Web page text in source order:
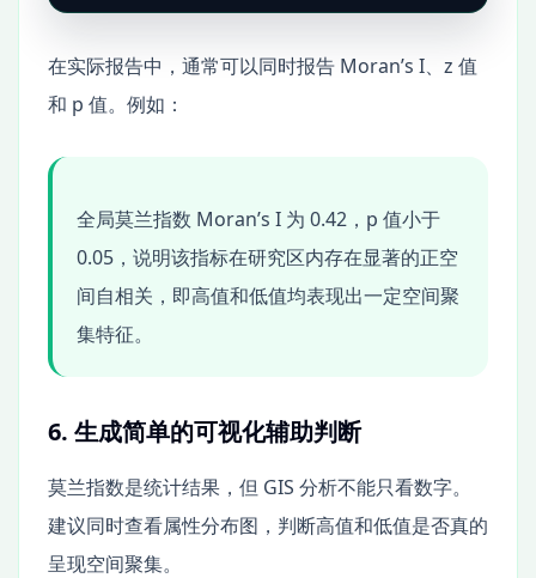
在实际报告中，通常可以同时报告 Moran’s I、z 值
和 p 值。例如：
全局莫兰指数 Moran’s I 为 0.42，p 值小于
0.05，说明该指标在研究区内存在显著的正空
间自相关，即高值和低值均表现出一定空间聚
集特征。
6. 生成简单的可视化辅助判断
莫兰指数是统计结果，但 GIS 分析不能只看数字。
建议同时查看属性分布图，判断高值和低值是否真的
呈现空间聚集。